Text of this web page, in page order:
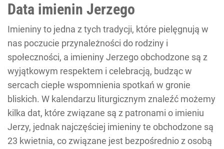
Data imienin Jerzego
Imieniny to jedna z tych tradycji, które pielęgnują w
nas poczucie przynależności do rodziny i
społeczności, a imieniny Jerzego obchodzone są z
wyjątkowym respektem i celebracją, budząc w
sercach ciepłe wspomnienia spotkań w gronie
bliskich. W kalendarzu liturgicznym znaleźć możemy
kilka dat, które związane są z patronami o imieniu
Jerzy, jednak najczęściej imieniny te obchodzone są
23 kwietnia, co związane jest bezpośrednio z osobą